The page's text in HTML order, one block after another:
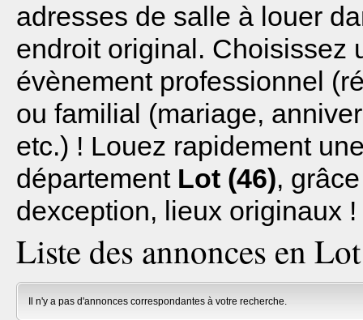
adresses de salle à louer
endroit original. Choisissez
évènement professionnel
ou familial (mariage,
etc.) ! Louez rapidement
département Lot (46),
dexception, lieux originaux !
Liste des annonces en
Il n'y a pas d'annonces correspondantes à votre recherche.